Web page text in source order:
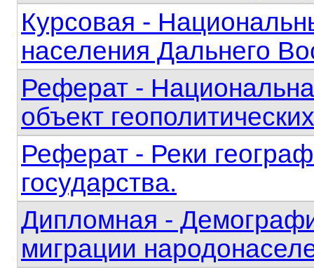
Курсовая -
населения Дальнего
Реферат -
объект
Реферат - Реки
государства.
Дипломная -
миграции